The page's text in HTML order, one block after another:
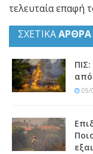
τελευταία επαφή
ΣΧΕΤΙΚΑΑΡΘΡΑ
από
05/